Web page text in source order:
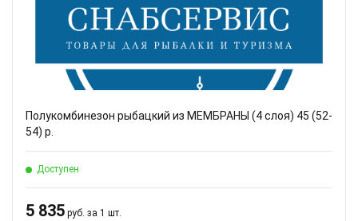
Полукомбинезон рыбацкий из МЕМБРАНЫ (4 слоя) 45 (52-
54) р.
Доступен
5 835 руб. за 1 шт.